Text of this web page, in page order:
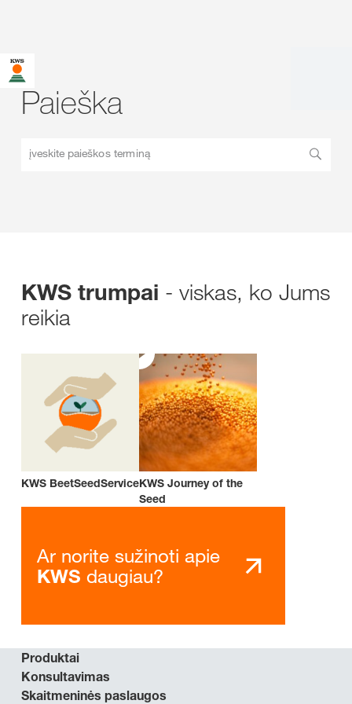
Paieška
įveskite paieškos terminą
KWS trumpai - viskas, ko Jums
reikia
KWS BeetSeedServiceKWS Journey of the
Seed
Ar norite sužinoti apie
KWS daugiau?
Produktai
Konsultavimas
Skaitmeninės paslaugos